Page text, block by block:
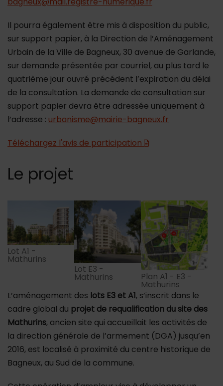
Il pourra également être mis à disposition du public,
sur support papier, à la Direction de l’Aménagement
Urbain de la Ville de Bagneux, 30 avenue de Garlande,
sur demande présentée par courriel, au plus tard le
quatrième jour ouvré précédent l’expiration du délai
de la consultation. La demande de consultation sur
support papier devra être adressée uniquement à
l’adresse : urbanisme@mairie-bagneux.fr
Téléchargez l'avis de participation
Le projet
Lot A1 - Mathurins
Lot A1 -
Mathurins
Lot E3 - Mathurins
Lot E3 -
Mathurins
Plan A1 - E3 -
Plan A1 - E3 -
Mathurins
L’aménagement des lots E3 et A1, s’inscrit dans le
cadre global du projet de requalification du site des
Mathurins, ancien site qui accueillait les activités de
la direction générale de l’armement (DGA) jusqu’en
2016, est localisé à proximité du centre historique de
Bagneux, au Sud de la commune.